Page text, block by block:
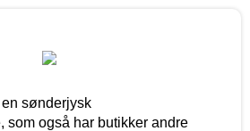
sønderjysk
som også har butikker andre